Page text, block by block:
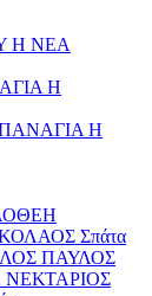
Η ΝΕΑ
Η
ΠΑΝΑΓΙΑ Η
Σπάτα
ΠΑΥΛΟΣ
ΝΕΚΤΑΡΙΟΣ